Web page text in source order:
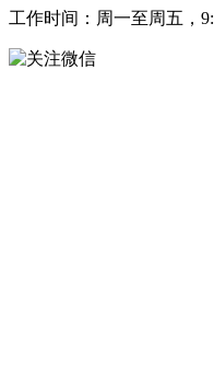
工作时间：周一至周五，